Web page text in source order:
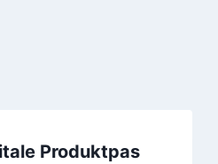
Produktpas